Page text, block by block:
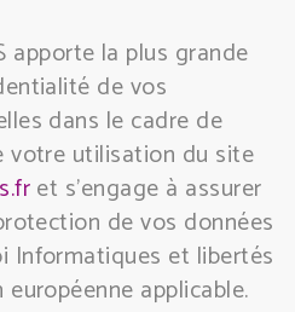
apporte la plus grande
de vos
dans le cadre de
utilisation du site
et s’engage à assurer
de vos données
Informatiques et libertés
applicable.